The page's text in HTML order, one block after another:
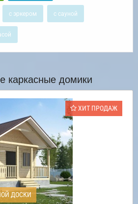
с эркером с сауной
каркасные домики
ХИТ ПРОДАЖ
ДОСКИ